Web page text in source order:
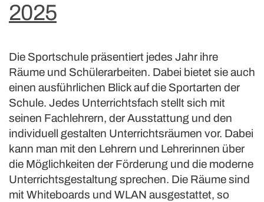
2025
Die Sportschule präsentiert jedes Jahr ihre
Räume und Schülerarbeiten. Dabei bietet sie auch
einen ausführlichen Blick auf die Sportarten der
Schule. Jedes Unterrichtsfach stellt sich mit
seinen Fachlehrern, der Ausstattung und den
individuell gestalten Unterrichtsräumen vor. Dabei
kann man mit den Lehrern und Lehrerinnen über
die Möglichkeiten der Förderung und die moderne
Unterrichtsgestaltung sprechen. Die Räume sind
mit Whiteboards und WLAN ausgestattet, so